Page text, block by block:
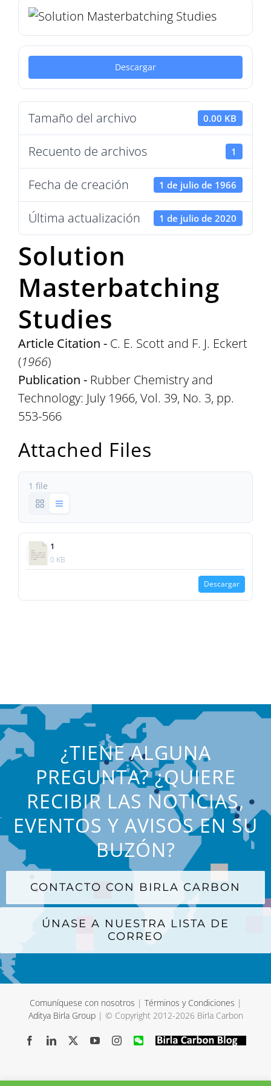
Descargar
Tamaño del archivo 0.00 KB
Recuento de archivos 1
Fecha de creación 1 de julio de 1966
Última actualización 1 de julio de 2020
Solution
Masterbatching
Studies
Article Citation - C. E. Scott and F. J. Eckert
(1966)
Publication - Rubber Chemistry and
Technology: July 1966, Vol. 39, No. 3, pp.
553-566
Attached Files
1 file
1
0 KB
Descargar
¿TIENE ALGUNA
PREGUNTA? ¿QUIERE
RECIBIR LAS NOTICIAS,
EVENTOS Y AVISOS EN SU
BUZÓN?
CONTACTO CON BIRLA CARBON
ÚNASE A NUESTRA LISTA DE
CORREO
Comuníquese con nosotros | Términos y Condiciones |
Aditya Birla Group| © Copyright 2012-2026 Birla Carbon
FacebookLinkedIn YouTubeInstagram
WeChatBirla